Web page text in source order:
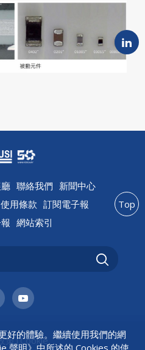
聯絡我們 新聞中心
使用條款 訂閱電子報
網站索引
策 |Cookie
Top
好的體驗。繼續使用我們的網
聲明》中所述的 Cookies 的使